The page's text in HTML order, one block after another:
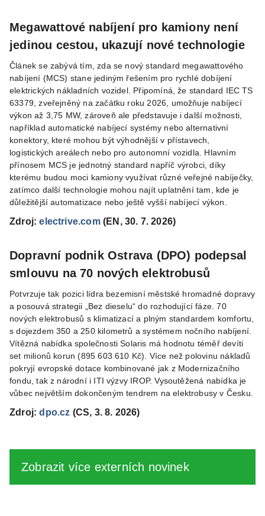
Megawattové nabíjení pro kamiony není
jedinou cestou, ukazují nové technologie
Článek se zabývá tím, zda se nový standard megawattového
nabíjení (MCS) stane jediným řešením pro rychlé dobíjení
elektrických nákladních vozidel. Připomíná, že standard IEC TS
63379, zveřejněný na začátku roku 2026, umožňuje nabíjecí
výkon až 3,75 MW, zároveň ale představuje i další možnosti,
například automatické nabíjecí systémy nebo alternativní
konektory, které mohou být výhodnější v přístavech,
logistických areálech nebo pro autonomní vozidla. Hlavním
přínosem MCS je jednotný standard napříč výrobci, díky
kterému budou moci kamiony využívat různé veřejné nabíječky,
zatímco další technologie mohou najít uplatnění tam, kde je
důležitější automatizace nebo ještě vyšší nabíjecí výkon.
Zdroj:electrive.com(EN, 30. 7. 2026)
Dopravní podnik Ostrava (DPO) podepsal
smlouvu na 70 nových elektrobusů
Potvrzuje tak pozici lídra bezemisní městské hromadné dopravy
a posouvá strategii „Bez dieselu“ do rozhodující fáze. 70
nových elektrobusů s klimatizací a plným standardem komfortu,
s dojezdem 350 a 250 kilometrů a systémem nočního nabíjení.
Vítězná nabídka společnosti Solaris má hodnotu téměř devíti
set milionů korun (895 603 610 Kč). Více než polovinu nákladů
pokryjí evropské dotace kombinované jak z Modernizačního
fondu, tak z národní i ITI výzvy IROP. Vysoutěžená nabídka je
vůbec největším dokončeným tendrem na elektrobusy v Česku.
Zdroj:dpo.cz (CS, 3. 8. 2026)
Zobrazit více externích novinek